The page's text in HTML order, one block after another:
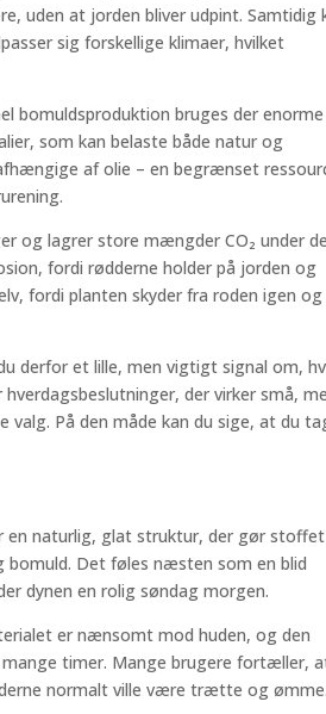
uden at jorden bliver udpint. Samtidig
sig forskellige klimaer, hvilket
bomuldsproduktion bruges der enorme
som kan belaste både natur og
af olie – en begrænset
og lagrer store mængder CO₂ under
fordi rødderne holder på jorden og
fordi planten skyder fra roden igen og
derfor et lille, men vigtigt signal om,
der virker små,
På den måde kan du sige, at du
en naturlig, glat struktur, der gør stoffet
bomuld. Det føles næsten som en blid
dynen en rolig søndag morgen.
er nænsomt mod huden, og den
timer. Mange brugere fortæller,
normalt ville være trætte og ømme.